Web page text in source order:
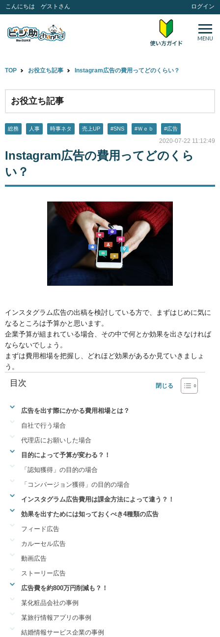
こんにちは ゲストさん ログイン
MENU
TOP お役立ち記事 Instagram広告の費用ってどのくらい？
お役立ち記事
総務 人事 時事ネタ 売上UP #SNS #Ｗｅｂ #広告
2020-07-22 11:12:49
Instagram広告の費用ってどのくら
い？
インスタグラム広告の出稿を検討している方で、まずはじめに気に
なるところは予算かと思います。
企業予算が組まれている場合、その中で何とか効果を出さなければ
ならないでしょう。
まずは費用相場を把握し、どれほど効果があるか見ていきましょ
う。
目次
広告を出す際にかかる費用相場とは？
自社で行う場合
代理店にお願いした場合
目的によって予算が変わる？！
「認知獲得」の目的の場合
「コンバージョン獲得」の目的の場合
インスタグラム広告費用は課金方法によって違う？！
効果を出すためには知っておくべき4種類の広告
フィード広告
カルーセル広告
動画広告
ストーリー広告
広告費を約800万円削減も？！
某化粧品会社の事例
某旅行情報アプリの事例
結婚情報サービス企業の事例